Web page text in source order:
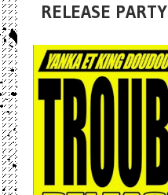
RELEASE PARTY